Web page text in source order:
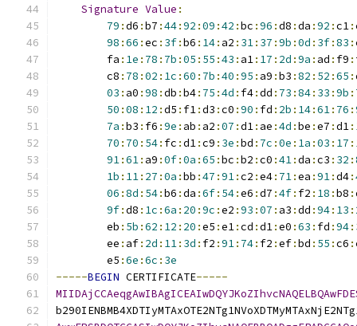
Signature Value :
79 :d6 :b7 :44:92 :09 :42 :bc :96 :d8 :da :92 :c1:
98 :66 :ec : 3f:b6 : 14: a2 : 31: 37 :9b :0d : 3f:83 :
        fa
: 1e : 78 : 7b :05 : 55 :43 : a1: 17 : 2d :9a : ad : f9 :
        c8
: 78 :02 : 1c :60 : 7b :40 :95 : a9 :b3 :82 : 52 :65 :
03 : a0 :98 :db :b4: 75 :4d : f4:dd : 73 :84: 33 :9b :
50 :08 : 12 :d5 : f1:d3 :c0 :90 : fd : 2b : 14:61: 76 :
7a :b3 : f6 :9e : ab : a2 :07 :d1: ae :4d :be :e7 :d1:
70 : 70 : 54: fc :d1:c9 : 3e :bd : 7c :0e : 1a :03 : 17 :
91:61: a9 :0f:0a :65 :bc :b2 :c0 :41:da :c3 : 32 :
1b : 11: 27 :0a :bb :47 :91:c2 :e4: 71:ea :91:d4:
06 :8d : 54:b6 :da :6f: 54:e6 :d7 :4f: f2 : 18 :b8 :
9f:d8 : 1c :6a : 20 :9c :e2 :93 :07 : a3 :dd :94: 13 :
        eb
: 5b :62 : 12 : 20 :e5 :e1:cd :d1:e0 :63 : fd :94:
        ee
: af: 2d : 11: 3d : f2 :91: 74: f2 :ef:bd : 55 :c6 :
        e5
:6e :6c : 3e
-----BEGIN CERTIFICATE-----